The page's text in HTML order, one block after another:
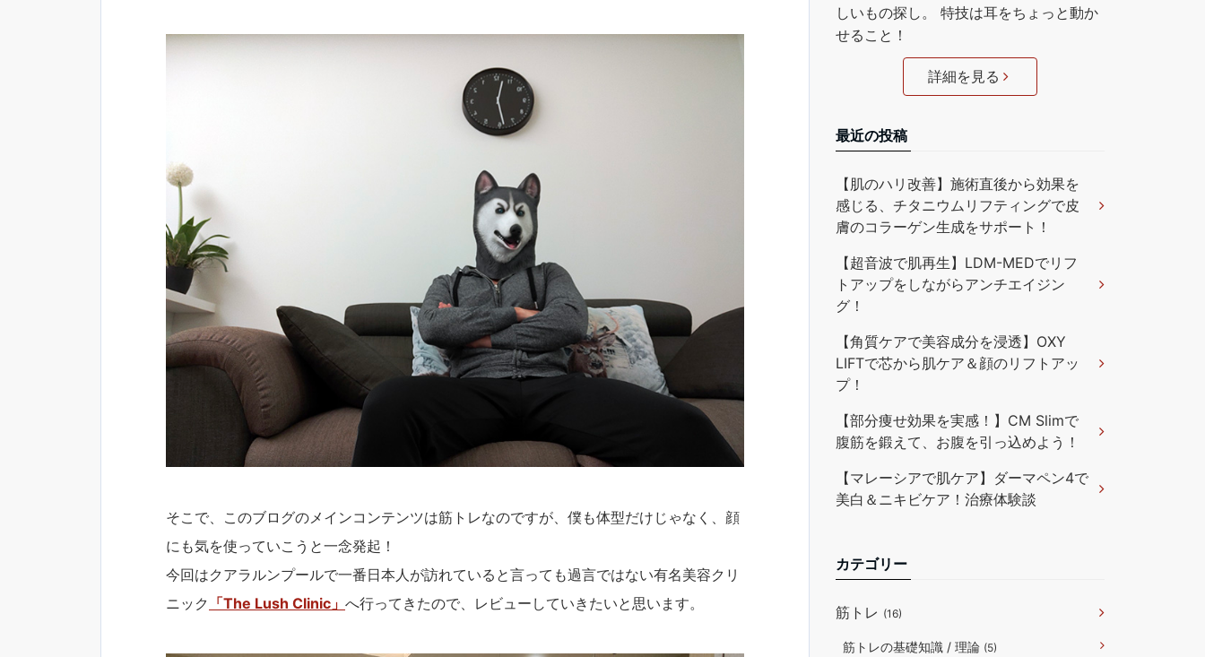
そこで、このブログのメインコンテンツは筋トレなのですが、僕も体型だけじゃなく、顔
にも気を使っていこうと一念発起！
今回はクアラルンプールで一番日本人が訪れていると言っても過言ではない有名美容クリ
ニック 「The Lush Clinic」 へ行ってきたので、レビューしていきたいと思います。
しいもの探し。 特技は耳をちょっと動か
せること！
詳細を見る
最近の投稿
【肌のハリ改善】施術直後から効果を
感じる、チタニウムリフティングで皮
膚のコラーゲン生成をサポート！
【超音波で肌再生】LDM-MEDでリフ
トアップをしながらアンチエイジン
グ！
【角質ケアで美容成分を浸透】OXY
LIFTで芯から肌ケア＆顔のリフトアッ
プ！
【部分痩せ効果を実感！】CM Slimで
腹筋を鍛えて、お腹を引っ込めよう！
【マレーシアで肌ケア】ダーマペン4で
美白＆ニキビケア！治療体験談
カテゴリー
筋トレ (16)
筋トレの基礎知識 / 理論 (5)